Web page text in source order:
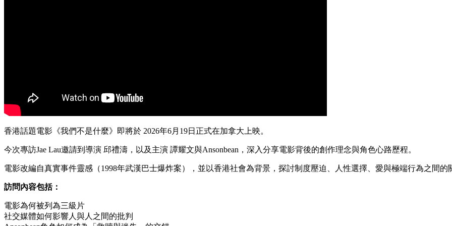
香港話題電影《我們不是什麼》即將於 2026年6月19日正式在加拿大上映。
今次專訪Jae Lau邀請到導演 邱禮濤，以及主演 譚耀文與Ansonbean，深入分享電影背後的創作理念與角色心路歷程。
電影改編自真實事件靈感（1998年武漢巴士爆炸案），並以香港社會為背景，探討制度壓迫、人性選擇、愛與極端行為之間的
訪問內容包括：
電影為何被列為三級片
社交媒體如何影響人與人之間的批判